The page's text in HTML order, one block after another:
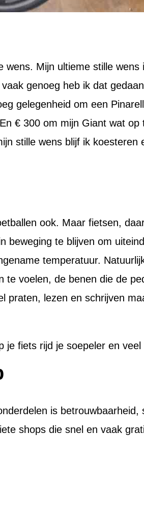
wens. Mijn ultieme stille
genoeg heb ik dat
gelegenheid om een
€ 300 om mijn Giant wat
stille wens blijf ik
ook. Maar fietsen,
beweging te blijven om
temperatuur.
te voelen, de benen die de
praten, lezen en schrijven
je fiets rijd je soepeler en veel
is
shops die snel en vaak